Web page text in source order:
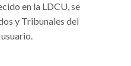
en la LDCU, se
y Tribunales del